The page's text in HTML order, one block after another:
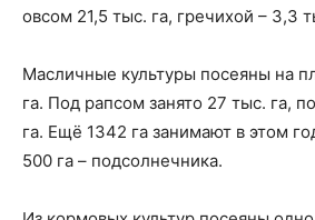
овсом 21,5 тыс. га, гречихой – 3,3
Масличные культуры посеяны на
га. Под рапсом занято 27 тыс. га,
га. Ещё 1342 га занимают в этом
500 га – подсолнечника.